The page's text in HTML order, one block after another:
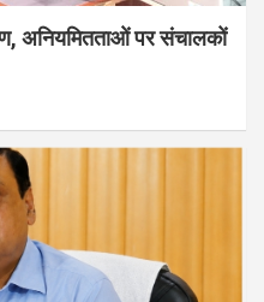
अनियमितताओं पर संचालकों